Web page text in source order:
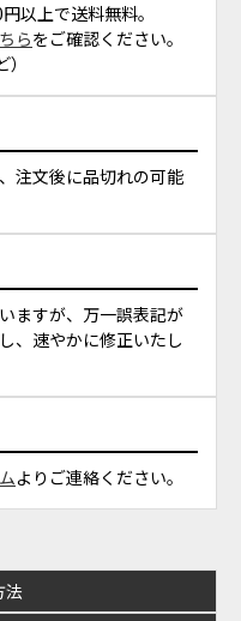
以上で送料無料。
らをご確認ください。
注文後に品切れの可能
ますが、万一誤表記が
、速やかに修正いたし
よりご連絡ください。
法